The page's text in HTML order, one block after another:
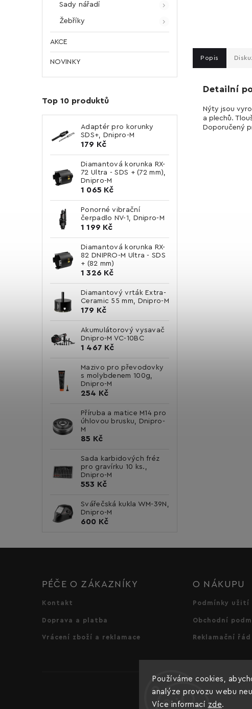
Používáme cookies,
analýze provozu webu
Více informací zde.
Sady nářadí
Žebříky
AKCE
NOVINKY
Top 10 produktů
Adaptér pro korunky
SDS+, Dnipro-M
179 Kč
Diamantová korunka RX-
72 Ultra - SDS + (72 mm),
Dnipro-M
1 065 Kč
Ponorné vibrační
čerpadlo NV-1, Dnipro-M
1 199 Kč
Diamantová korunka RX-
82 DNIPRO-M Ultra - SDS
+ (82 mm)
1 326 Kč
Diamantový vrták Extra-
Ceramic 55 mm, Dnipro-M
179 Kč
Akumulátorový vysavač
Dnipro-M VC-10BC
1 467 Kč
Mazivo pro převodovky
s molybdenem 100g,
Dnipro-M
254 Kč
Příruba a matice M14 pro
úhlovou brusku, Dnipro-
M
85 Kč
Sada karbidových fréz
pro gravírku 10 ks.,
Dnipro-M
553 Kč
Svářečská kukla WM-39N,
Dnipro-M
600 Kč
Popis
Detailní
Nýty jsou
a plechů.
Doporučený
PÉČE O ZÁKAZNÍKY
Kontakt
Doprava a platba
Vrácení zboží a reklamace
O NÁKUPU
Podmínky užití
Obchodní
Reklamační řád